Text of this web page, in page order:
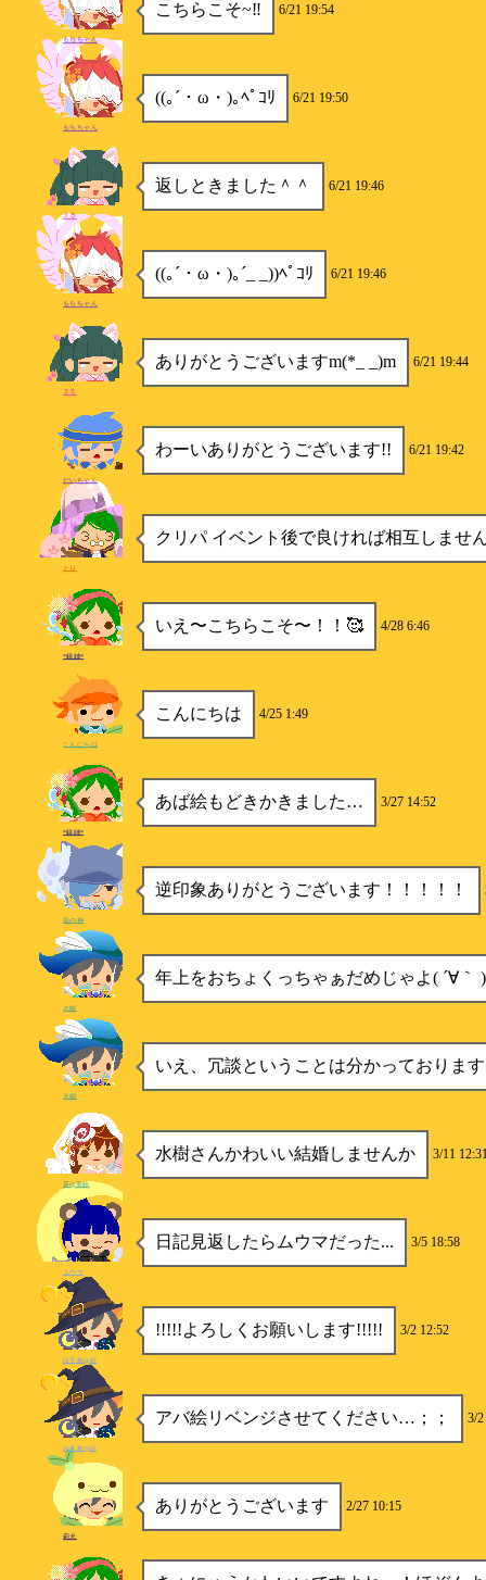
こちらこそ~‼︎ 6/21 19:54
もちちゃん
((｡´・ω・)｡ﾍﾟｺﾘ 6/21 19:50
もちちゃん
返しときました＾＾ 6/21 19:46
まる
((｡´・ω・)｡´_ _))ﾍﾟｺﾘ 6/21 19:46
もちちゃん
ありがとうございますm(*_ _)m 6/21 19:44
まる
わーいありがとうございます!! 6/21 19:42
だいちゃん
クリパ イベント後で良ければ相互しませ
とり
いえ〜こちらこそ〜！！🥰 4/28 6:46
*錆姉*
こんにちは 4/25 1:49
こんにちは
あば絵もどきかきました… 3/27 14:52
*錆姉*
逆印象ありがとうございます！！！！！
龍の神
年上をおちょくっちゃぁだめじゃよ( ´∀｀
水樹
いえ、冗談ということは分かっておりま
水樹
水樹さんかわいい結婚しませんか 3/11
葵@美鈴
日記見返したらムウマだった... 3/5 18:58
ユウマ
!!!!!よろしくお願いします!!!!! 3/2 12:52
白玉粉@絵
アバ絵リベンジさせてください…；； 3/
白玉粉@絵
ありがとうございます 2/27 10:15
莉犬